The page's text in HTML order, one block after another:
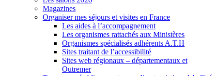
Magazines
Organiser mes séjours et visites en France
Les aides à l’accompagnement
Les organismes rattachés aux Ministères
Organismes spécialisés adhérents A.T.H
Sites traitant de l’accessibilité
Sites web régionaux – départementaux et
Outremer